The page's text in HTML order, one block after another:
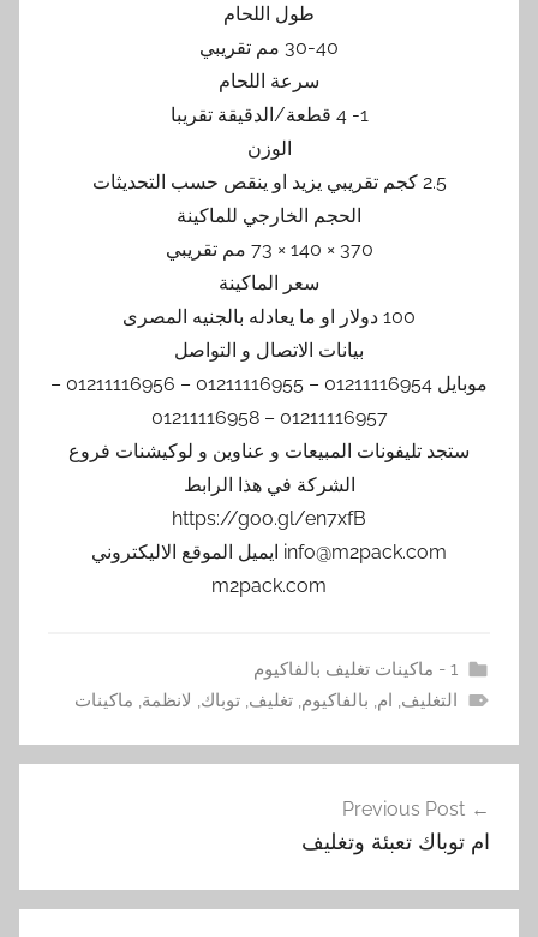
طول اللحام
30-40 مم تقريبي
سرعة اللحام
1- 4 قطعة/الدقيقة تقريبا
الوزن
2.5 كجم تقريبي يزيد او ينقص حسب التحديثات
الحجم الخارجي للماكينة
370 × 140 × 73 مم تقريبي
سعر الماكينة
100 دولار او ما يعادله بالجنيه المصرى
بيانات الاتصال و التواصل
موبايل 01211116954 – 01211116955 – 01211116956 –
01211116957 – 01211116958
ستجد تليفونات المبيعات و عناوين و لوكيشنات فروع
الشركة في هذا الرابط
https://goo.gl/en7xfB
info@m2pack.com ايميل الموقع الاليكتروني
m2pack.com
1 - ماكينات تغليف بالفاكيوم
التغليف, ام, بالفاكيوم,تغليف,توباك, لانظمة, ماكينات
المقالات
Previous Post
ام توباك تعبئة وتغليف